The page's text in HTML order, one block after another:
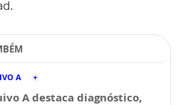
A
A destaca diagnóstico,